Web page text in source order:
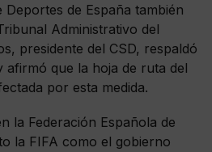
de España también
Administrativo del
presidente del CSD, respaldó
afirmó que la hoja de ruta del
por esta medida.
la Federación Española de
la FIFA como el gobierno